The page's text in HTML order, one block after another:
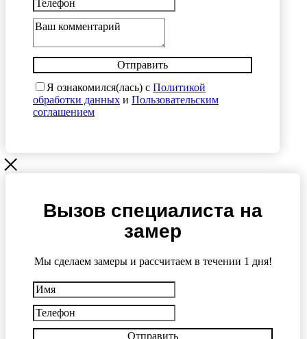
Отправить
Я ознакомился(лась) с Политикой
обработки данных и Пользовательским
соглашением
Вызов специалиста на
замер
Мы сделаем замеры и рассчитаем в течении 1 дня!
Отправить